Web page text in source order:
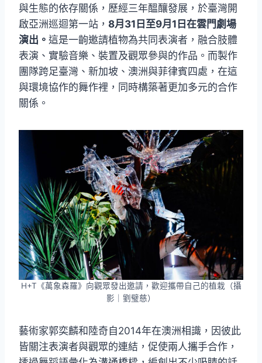
與生態的依存關係，歷經三年醞釀發展，於臺灣開
啟亞洲巡迴第一站， 8月31日至9月1日在雲門劇場
演出。 這是一齣邀請植物為共同表演者，融合肢體
表演、實驗音樂、裝置及觀眾參與的作品。而製作
團隊跨足臺灣、新加坡、澳洲與菲律賓四處，在這
與環境協作的舞作裡，同時構築著更加多元的合作
關係。
H+T《萬象森羅》向觀眾發出邀請，歡迎攜帶自己的植栽（攝
影｜劉璧慈）
藝術家郭奕麟和陸奇自2014年在澳洲相識，因彼此
皆關注表演者與觀眾的連結，促使兩人攜手合作，